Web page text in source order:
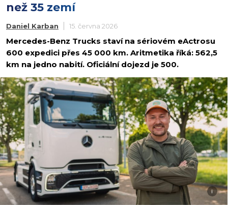
než 35 zemí
Daniel Karban 15. června 2026
Mercedes-Benz Trucks staví na sériovém eActrosu
600 expedici přes 45 000 km. Aritmetika říká: 562,5
km na jedno nabití. Oficiální dojezd je 500.
i